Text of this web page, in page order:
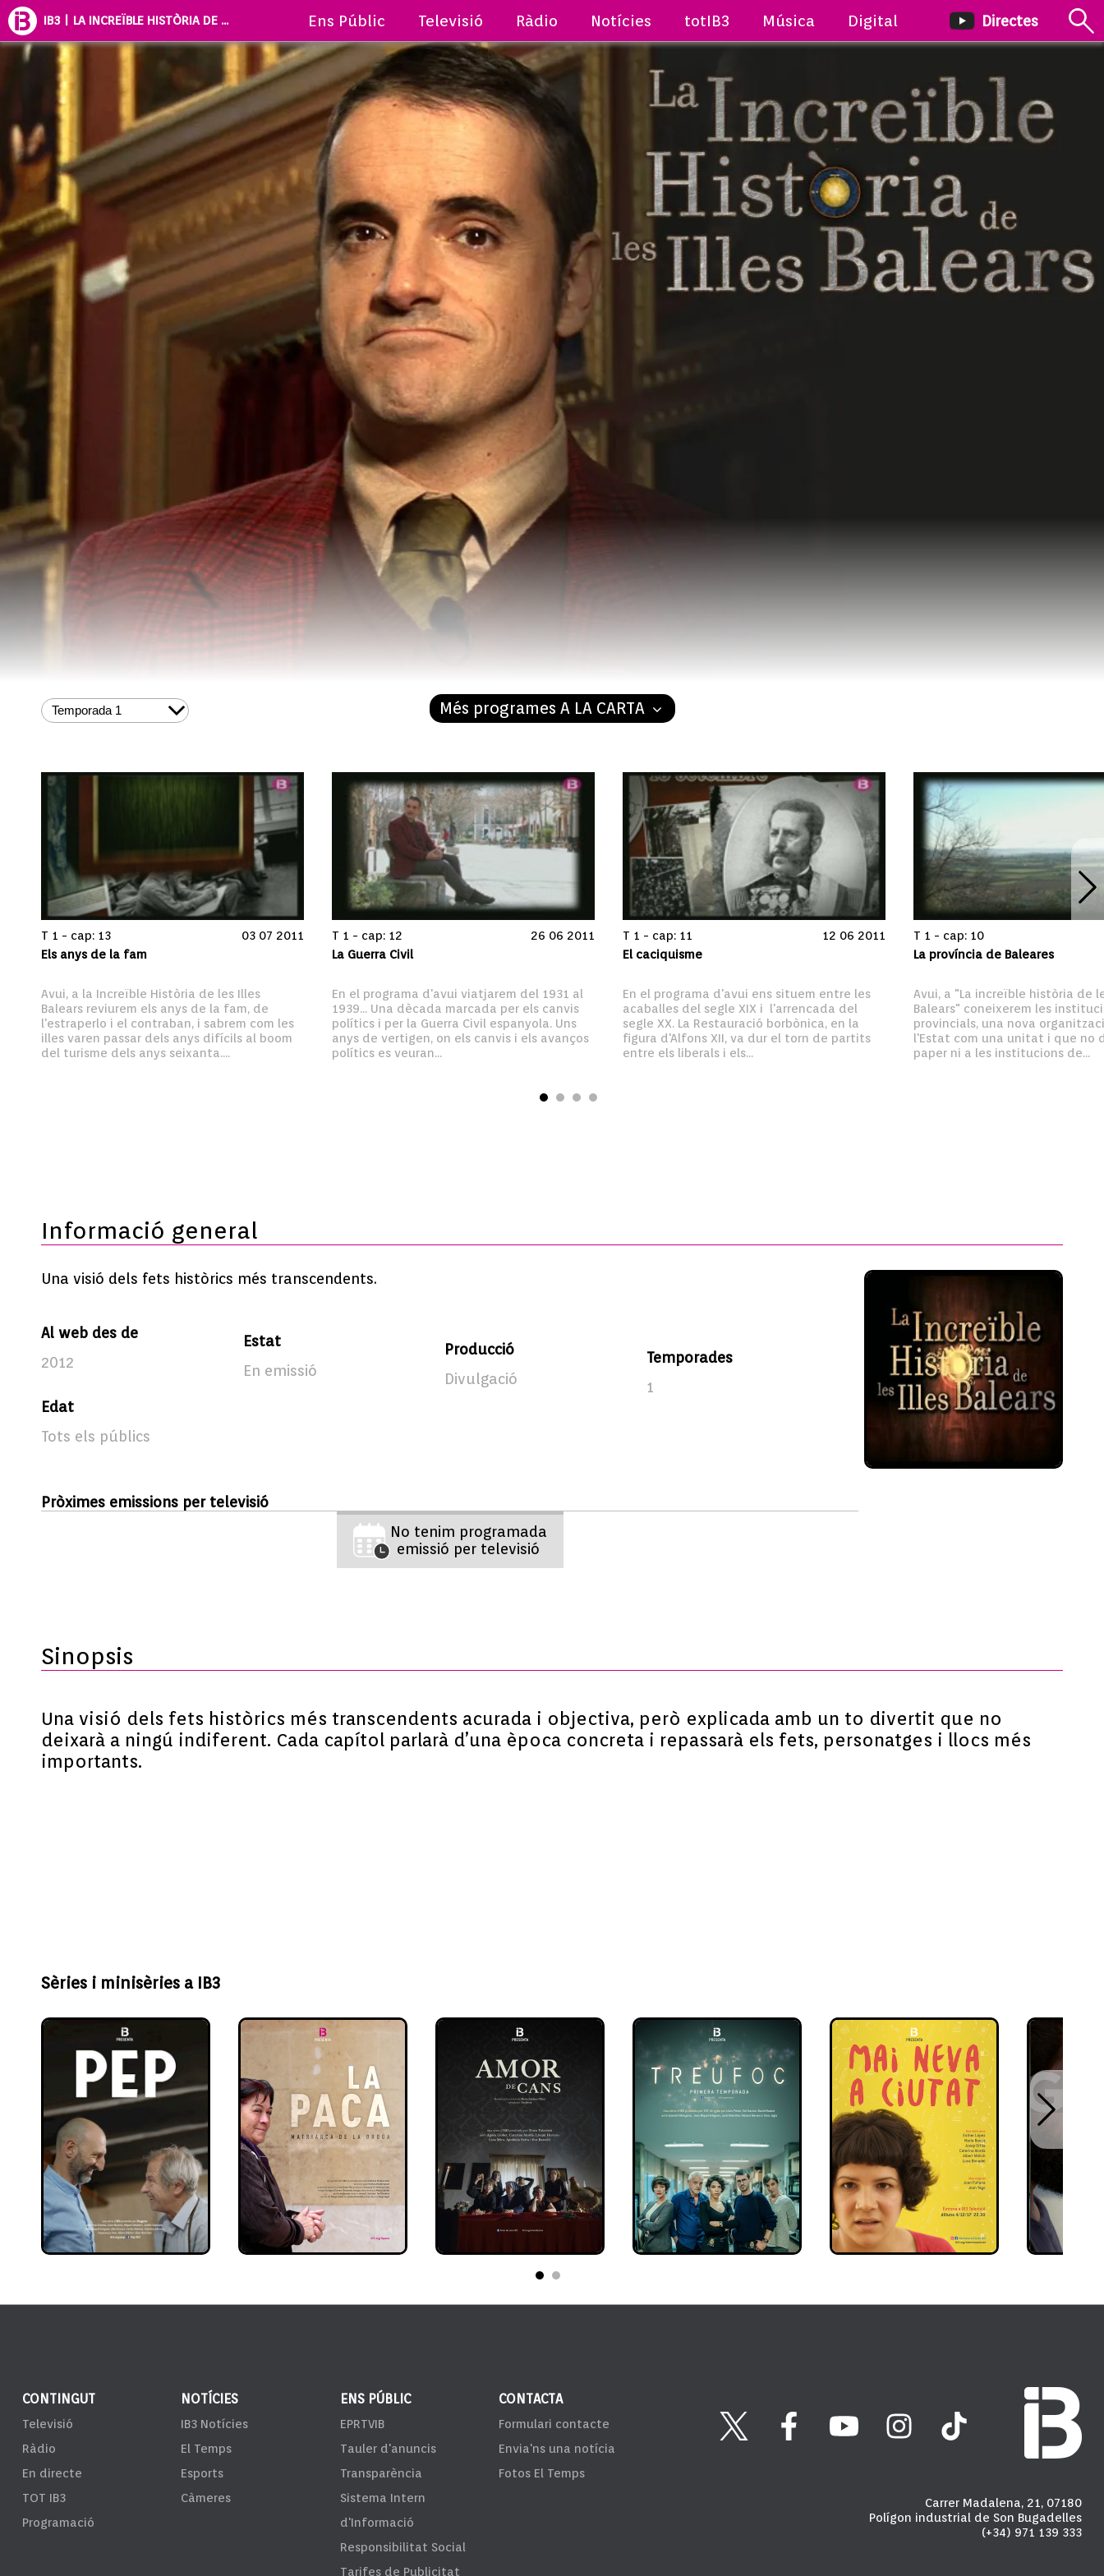
IB3 | LA INCREÏBLE HISTÒRIA DE ... Ens Públic Televisió Ràdio Notícies totIB3 Música Digital Directes
LA INCREÏBLE HISTÒRIA DE
LES ILLES BALEARS
Més programes A LA CARTA
T 1 - cap: 13
03 07 2011
Els anys de la fam
Avui, a la Increïble Història de les Illes
Balears reviurem els anys de la fam, de
l'estraperlo i el contraban, i sabrem com les
illes varen passar dels anys difícils al boom
del turisme dels anys seixanta....
T 1 - cap: 12
26 06 2011
La Guerra Civil
En el programa d'avui viatjarem del 1931 al
1939... Una dècada marcada per els canvis
polítics i per la Guerra Civil espanyola. Uns
anys de vertigen, on els canvis i els avanços
polítics es veuran...
T 1 - cap: 11
12 06 2011
El caciquisme
En el programa d'avui ens situem entre les
acaballes del segle XIX i  l'arrencada del
segle XX. La Restauració borbònica, en la
figura d'Alfons XII, va dur el torn de partits
entre els liberals i els...
T 1 - cap: 10
La província de Baleares
Avui, a "La increïble història de
Balears" coneixerem les
provincials, una nova
l'Estat com una unitat i que no
paper ni a les institucions de...
Informació general
Una visió dels fets històrics més transcendents.
Al web des de
2012
Estat
En emissió
Producció
Divulgació
Temporades
1
Edat
Tots els públics
Pròximes emissions per televisió
No tenim programada
emissió per televisió
Sinopsis
Una visió dels fets històrics més transcendents acurada i objectiva, però explicada amb un to divertit que no
deixarà a ningú indiferent. Cada capítol parlarà d’una època concreta i repassarà els fets, personatges i llocs més
importants.
Sèries i minisèries a IB3
CONTINGUT
Televisió
Ràdio
En directe
TOT IB3
Programació
NOTÍCIES
IB3 Notícies
El Temps
Esports
Càmeres
ENS PÚBLIC
EPRTVIB
Tauler d'anuncis
Transparència
Sistema Intern
d'Informació
Responsibilitat Social
Tarifes de Publicitat
CONTACTA
Formulari contacte
Envia'ns una notícia
Fotos El Temps
Carrer Madalena, 21, 07180
Polígon industrial de Son Bugadelles
(+34) 971 139 333